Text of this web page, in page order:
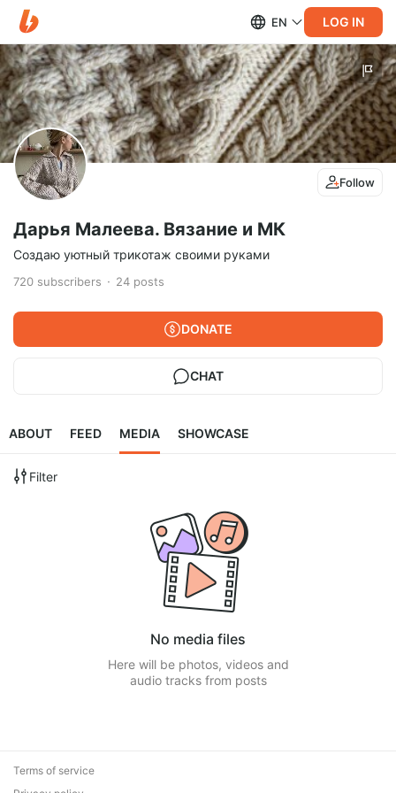
EN LOG IN
Follow
Дарья Малеева. Вязание и МК
Создаю уютный трикотаж своими руками
720 subscribers 24 posts
DONATE
CHAT
ABOUT FEED MEDIA SHOWCASE
Filter
No media files
Here will be photos, videos and
audio tracks from posts
Terms of service